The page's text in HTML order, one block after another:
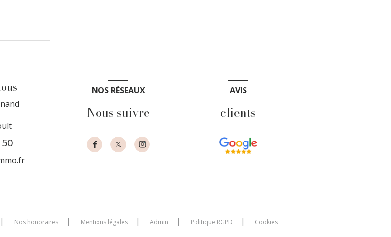
NOS RÉSEAUX
Nous suivre
AVIS
clients
Nos honoraires Mentions légales Admin Politique RGPD Cookies